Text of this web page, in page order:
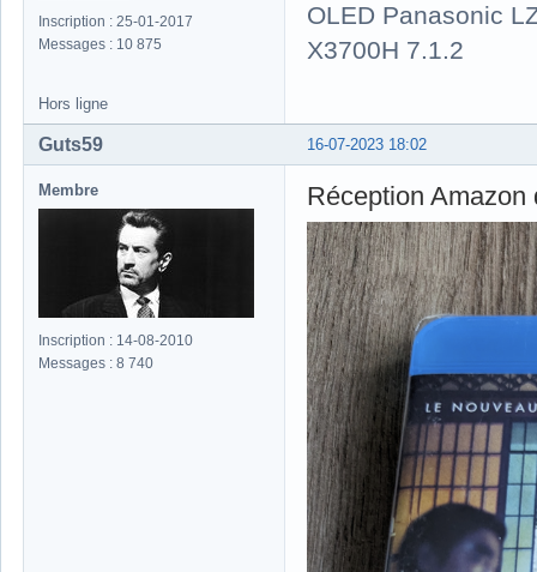
Inscription : 25-01-2017
Messages : 10 875
OLED Panasonic
X3700H 7.1.2
Hors ligne
16-07-2023 18:02
Guts59
Membre
Inscription : 14-08-2010
Messages : 8 740
Réception Amazon